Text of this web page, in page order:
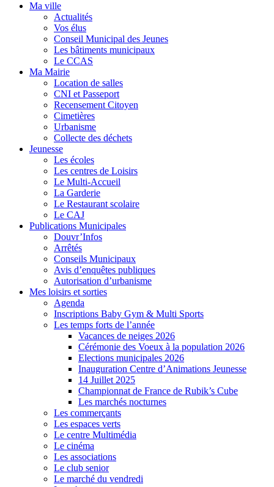
Ma ville
Actualités
Vos élus
Conseil Municipal des Jeunes
Les bâtiments municipaux
Le CCAS
Ma Mairie
Location de salles
CNI et Passeport
Recensement Citoyen
Cimetières
Urbanisme
Collecte des déchets
Jeunesse
Les écoles
Les centres de Loisirs
Le Multi-Accueil
La Garderie
Le Restaurant scolaire
Le CAJ
Publications Municipales
Douvr’Infos
Arrêtés
Conseils Municipaux
Avis d’enquêtes publiques
Autorisation d’urbanisme
Mes loisirs et sorties
Agenda
Inscriptions Baby Gym & Multi Sports
Les temps forts de l’année
Vacances de neiges 2026
Cérémonie des Voeux à la population 2026
Elections municipales 2026
Inauguration Centre d’Animations Jeunesse
14 Juillet 2025
Championnat de France de Rubik’s Cube
Les marchés nocturnes
Les commerçants
Les espaces verts
Le centre Multimédia
Le cinéma
Les associations
Le club senior
Le marché du vendredi